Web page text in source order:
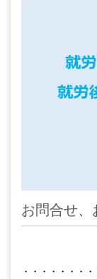
お問合せ
・・・・・・・